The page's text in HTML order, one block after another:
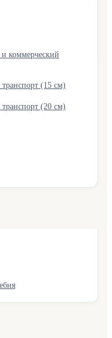
коммерческий
(15 см)
(20 см)